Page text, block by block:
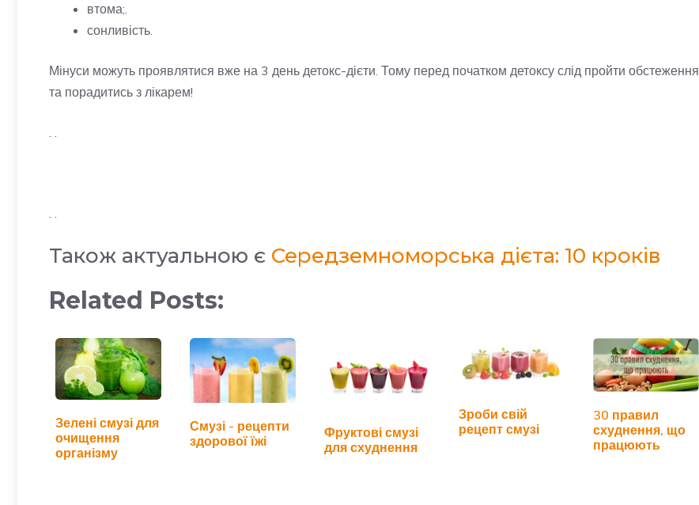
втома;.
сонливість.
Мінуси можуть проявлятися вже на 3 день детокс-дієти. Тому перед початком детоксу слід пройти обстеження
та порадитись з лікарем!
. .
. .
Також актуальною є Середземноморська дієта: 10 кроків
Related Posts:
Зелені смузі для
очищення
організму
Смузі - рецепти
здорової їжі
Фруктові смузі
для схуднення
Зроби свій
рецепт смузі
30 правил
схуднення, що
працюють